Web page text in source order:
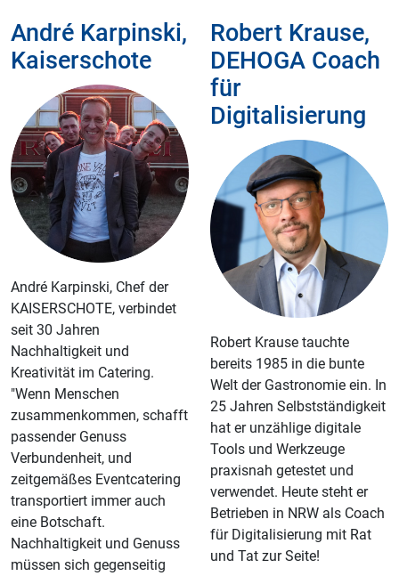
André Karpinski,
Kaiserschote
André Karpinski, Chef der
KAISERSCHOTE, verbindet
seit 30 Jahren
Nachhaltigkeit und
Kreativität im Catering.
"Wenn Menschen
zusammenkommen, schafft
passender Genuss
Verbundenheit, und
zeitgemäßes Eventcatering
transportiert immer auch
eine Botschaft.
Nachhaltigkeit und Genuss
müssen sich gegenseitig
Robert Krause,
DEHOGA Coach
für
Digitalisierung
Robert Krause tauchte
bereits 1985 in die bunte
Welt der Gastronomie ein. In
25 Jahren Selbstständigkeit
hat er unzählige digitale
Tools und Werkzeuge
praxisnah getestet und
verwendet. Heute steht er
Betrieben in NRW als Coach
für Digitalisierung mit Rat
und Tat zur Seite!